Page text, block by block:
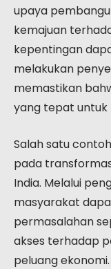
upaya
kemajuan
kepentingan
melakukan
memastikan
yang tepat untuk
Salah satu
pada
India. Melalui
masyarakat
permasalahan
akses terhadap
peluang